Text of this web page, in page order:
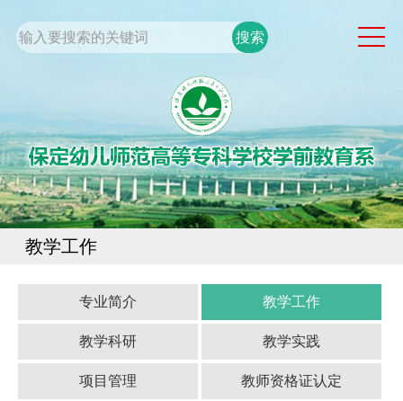
网站首页
通知公告
党团工作
专业建设
学生工作
教学工作
专业简介 教学工作
教学科研 教学实践
项目管理 教师资格证认定